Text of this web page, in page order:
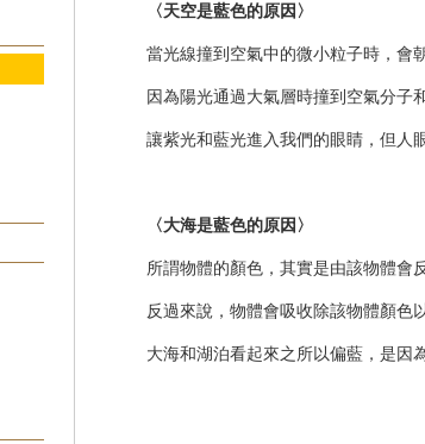
〈天空是藍色的原因〉
當光線撞到空氣中的微小粒子時，會
因為陽光通過大氣層時撞到空氣分子
讓紫光和藍光進入我們的眼睛，但人
〈大海是藍色的原因〉
所謂物體的顏色，其實是由該物體會
反過來說，物體會吸收除該物體顏色
大海和湖泊看起來之所以偏藍，是因